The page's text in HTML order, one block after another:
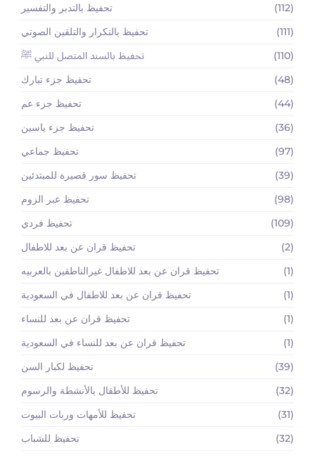
تحفيظ بالتدبر والتفسير
(112)
تحفيظ بالتكرار والتلقين الصوتي
(111)
تحفيظ بالسند المتصل للنبي ﷺ
(110)
تحفيظ جزء تبارك
(48)
تحفيظ جزء عم
(44)
تحفيظ جزء ياسين
(36)
تحفيظ جماعي
(97)
تحفيظ سور قصيرة للمبتدئين
(39)
تحفيظ عبر الزوم
(98)
تحفيظ فردي
(109)
تحفيظ قران عن بعد للاطفال
(2)
تحفيظ قران عن بعد للاطفال غيرالناطقين بالعربيه
(1)
تحفيظ قران عن بعد للاطفال في السعودية
(1)
تحفيظ قران عن بعد للنساء
(1)
تحفيظ قران عن بعد للنساء في السعودية
(1)
تحفيظ لكبار السن
(39)
تحفيظ للأطفال بالأنشطة والرسوم
(32)
تحفيظ للأمهات وربات البيوت
(31)
تحفيظ للشباب
(32)